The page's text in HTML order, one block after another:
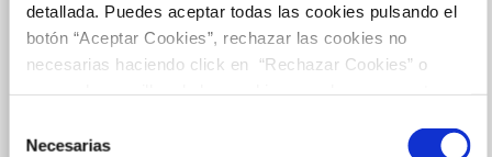
detallada. Puedes aceptar todas las cookies pulsando el
botón “Aceptar Cookies”, rechazar las cookies no
necesarias haciendo click en “Rechazar Cookies” o
Necesarias